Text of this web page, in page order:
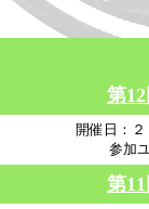
第
開催日：
参加
第